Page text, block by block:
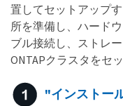
置してセットアップ
所を準備し、ハード
ブル接続し、ストレ
ONTAPクラスタをセ
"インストー